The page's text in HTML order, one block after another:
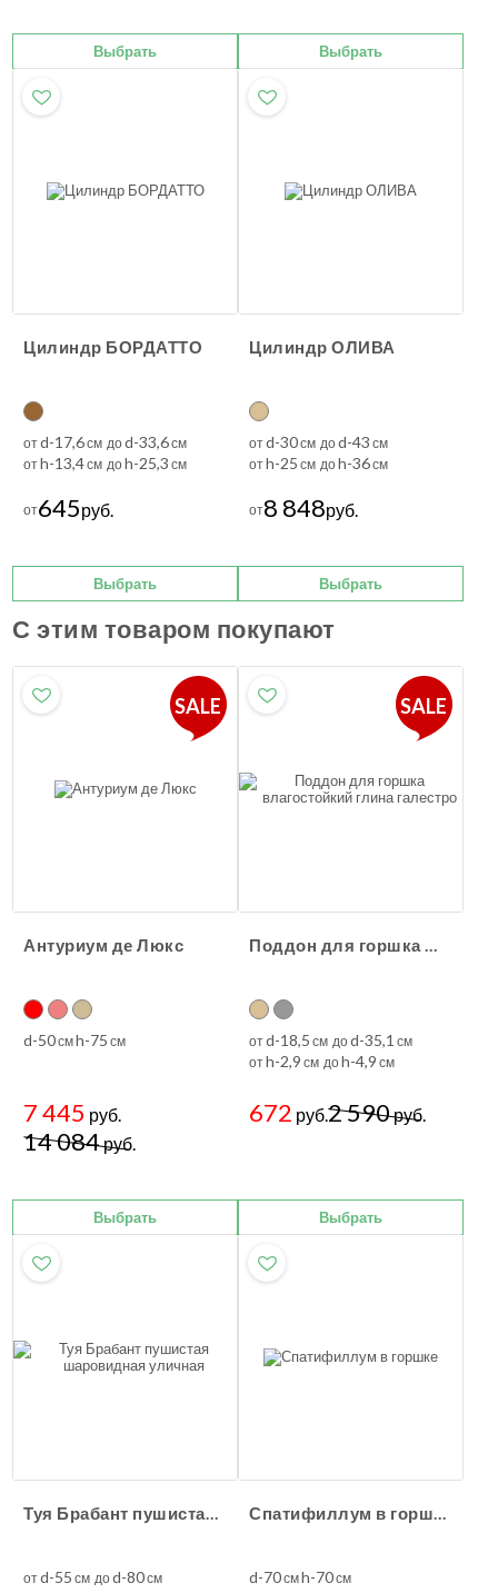
Выбрать Выбрать
Цилиндр БОРДАТТО
отd-17,6см доd-33,6см
отh-13,4см доh-25,3 см
от645руб.
Выбрать
Цилиндр ОЛИВА
отd-30см доd-43 см
отh-25 см доh-36см
от8 848руб.
Выбрать
С этим товаром покупают
SALE
Антуриум де Люкс
d-50смh-75 см
7 445 руб.
14 084руб.
Выбрать
SALE
Поддон для горшка влагостойкий глина галестро
отd-18,5 см доd-35,1 см
отh-2,9 см доh-4,9 см
672 руб.2 590руб.
Выбрать
Туя Брабант пушистая шаровидная уличная
отd-55 см доd-80см
Спатифиллум в горшке
d-70смh-70см